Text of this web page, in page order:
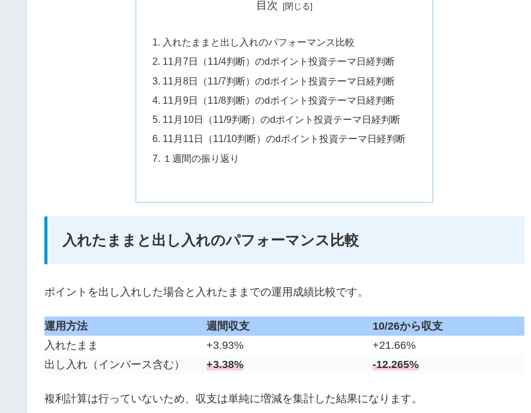
目次
入れたままと出し入れのパフォーマンス比較
11月7日（11/4判断）のdポイント投資テーマ日経判断
11月8日（11/7判断）のdポイント投資テーマ日経判断
11月9日（11/8判断）のdポイント投資テーマ日経判断
11月10日（11/9判断）のdポイント投資テーマ日経判断
11月11日（11/10判断）のdポイント投資テーマ日経判断
１週間の振り返り
入れたままと出し入れのパフォーマンス比較
ポイントを出し入れした場合と入れたままでの運用成績比較です。
運用方法 週間収支
10/26から収支
入れたまま
+3.93%
+21.66%
出し入れ（インバース含む）
+3.38% -12.265%
複利計算は行っていないため、収支は単純に増減を集計した結果になります。